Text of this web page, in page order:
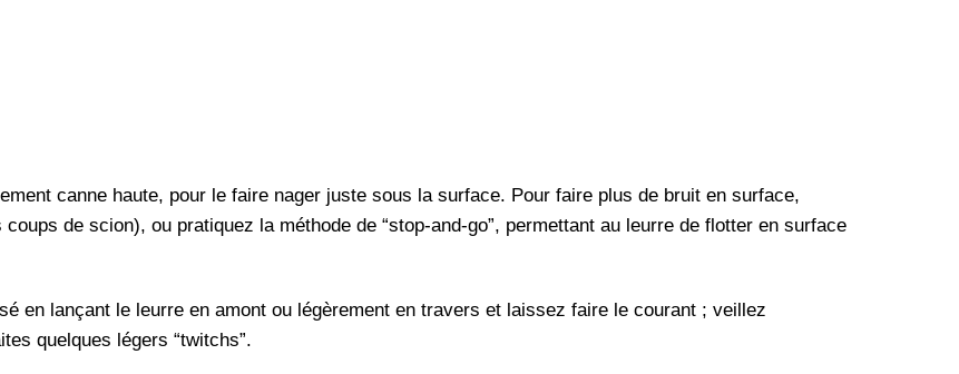
canne haute, pour le faire nager juste sous la surface. Pour faire plus de bruit en surface,
de scion), ou pratiquez la méthode de “stop-and-go”, permettant au leurre de flotter en surface
en lançant le leurre en amont ou légèrement en travers et laissez faire le courant ; veillez
quelques légers “twitchs”.